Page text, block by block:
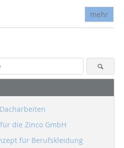
mehr
die Zinco GmbH
für Berufskleidung